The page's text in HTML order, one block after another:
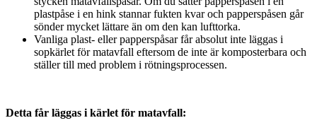
plastpåse i en hink stannar fukten kvar och papperspåsen går
sönder mycket lättare än om den kan lufttorka.
Vanliga plast- eller papperspåsar får absolut inte läggas i
sopkärlet för matavfall eftersom de inte är komposterbara och
ställer till med problem i rötningsprocessen.
Detta får läggas i kärlet för matavfall: